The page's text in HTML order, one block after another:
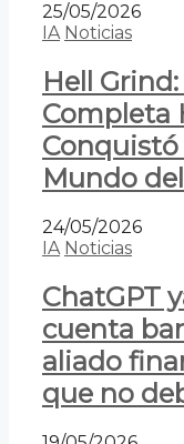
25/05/2026
IA Noticias
Hell
Completa
Conquistó
Mundo
24/05/2026
IA Noticias
ChatGPT
cuenta
aliado
que no